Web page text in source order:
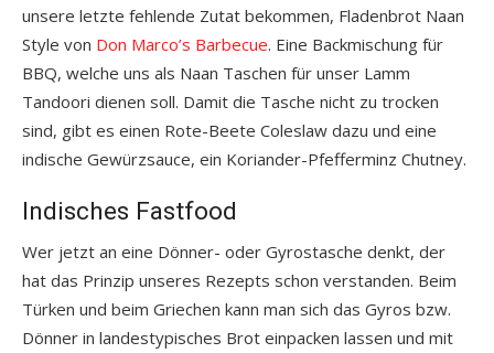
unsere letzte fehlende Zutat bekommen, Fladenbrot Naan
Style von Don Marco’s Barbecue. Eine Backmischung für
BBQ, welche uns als Naan Taschen für unser Lamm
Tandoori dienen soll. Damit die Tasche nicht zu trocken
sind, gibt es einen Rote-Beete Coleslaw dazu und eine
indische Gewürzsauce, ein Koriander-Pfefferminz Chutney.
Indisches Fastfood
Wer jetzt an eine Dönner- oder Gyrostasche denkt, der
hat das Prinzip unseres Rezepts schon verstanden. Beim
Türken und beim Griechen kann man sich das Gyros bzw.
Dönner in landestypisches Brot einpacken lassen und mit